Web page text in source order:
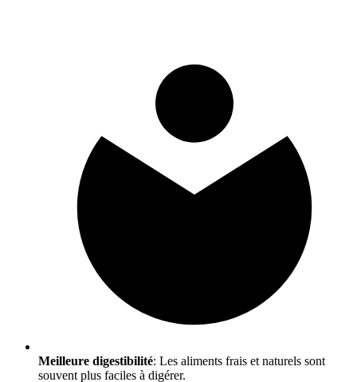
Meilleure digestibilité: Les aliments frais et naturels sont
souvent plus faciles à digérer.